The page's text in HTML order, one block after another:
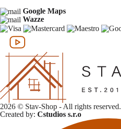
Google Maps
Wazze
2026 © Stav-Shop - All rights reserved.
Created by: Cstudios s.r.o